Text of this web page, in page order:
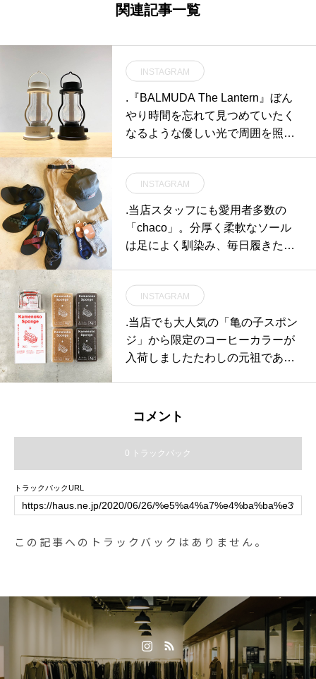
関連記事一覧
INSTAGRAM
.『BALMUDA The Lantern』ぼん
やり時間を忘れて見つめていたく
なるような優しい光で周囲を照ら
生活空間をたちまち特別なものに
変えます。アウトドアシーンでの
ご使用も勿論おすすめです。お祝
い事からクリスマスの贈り物まで
Lanternをどうぞお見逃しなく。.#
balmuda#バルミューダ#thelantern
#haus #haus_matsue #hausmatsu
e #松江カフェ #島根カフェ #松江
旅行#島根旅行#松江 #島根 #山陰
INSTAGRAM
.当店スタッフにも愛用者多数の
「chaco」。分厚く柔軟なソール
は足によく馴染み、毎日履きたく
心強い共になる事間違いなしです︎.
#chaco#チャコ#outdoors#アウト
ドア#sandals #haus #haus_matsu
e #hausmatsue #松江カフェ #島根
INSTAGRAM
.当店でも大人気の「亀の子スポン
ジ」から限定のコーヒーカラーが
入荷しました️たわしの元祖である
ンジ。銀イオンの抗菌力に重点を
企画力の高さも伺えます。炊事の
お供に、是非仲間入りさせてはい
コメント
0 トラックバック
トラックバックURL
この記事へのトラックバックはありません。